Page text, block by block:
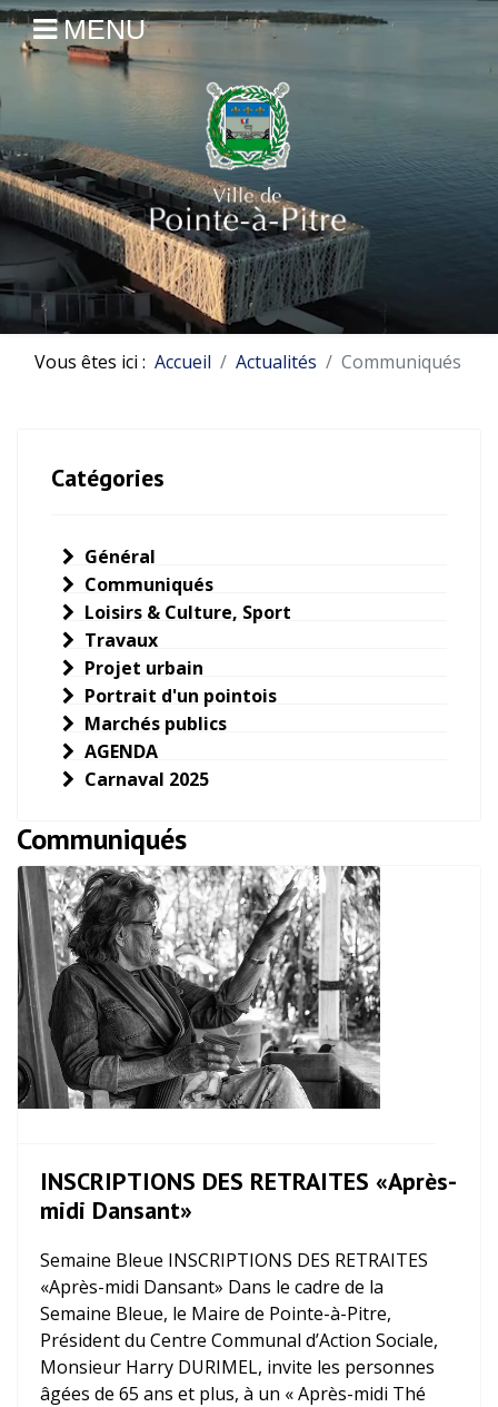
MENU
Vous êtes ici : Accueil Actualités Communiqués
Catégories
Général
Communiqués
Loisirs & Culture, Sport
Travaux
Projet urbain
Portrait d'un pointois
Marchés publics
AGENDA
Carnaval 2025
Communiqués
INSCRIPTIONS DES RETRAITES «Après-
midi Dansant»
Semaine Bleue INSCRIPTIONS DES RETRAITES
«Après-midi Dansant» Dans le cadre de la
Semaine Bleue, le Maire de Pointe-à-Pitre,
Président du Centre Communal d’Action Sociale,
Monsieur Harry DURIMEL, invite les personnes
âgées de 65 ans et plus, à un « Après-midi Thé